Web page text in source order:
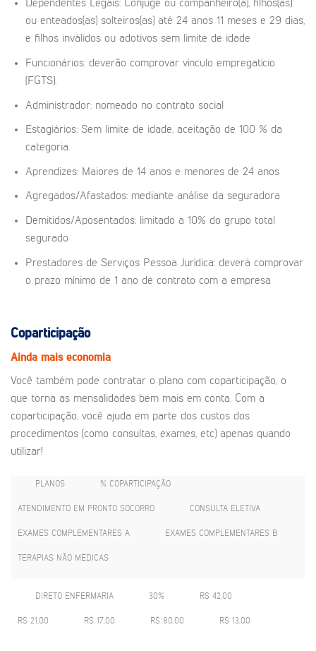
Dependentes Legais: Cônjuge ou companheiro(a), filhos(as)
ou enteados(as) solteiros(as) até 24 anos 11 meses e 29 dias,
e filhos inválidos ou adotivos sem limite de idade
Funcionários: deverão comprovar vínculo empregatício
(FGTS).
Administrador: nomeado no contrato social
Estagiários: Sem limite de idade, aceitação de 100 % da
categoria.
Aprendizes: Maiores de 14 anos e menores de 24 anos
Agregados/Afastados: mediante análise da seguradora
Demitidos/Aposentados: limitado a 10% do grupo total
segurado
Prestadores de Serviços Pessoa Jurídica: deverá comprovar
o prazo mínimo de 1 ano de contrato com a empresa
Coparticipação
Ainda mais economia
Você também pode contratar o plano com coparticipação, o
que torna as mensalidades bem mais em conta. Com a
coparticipação, você ajuda em parte dos custos dos
procedimentos (como consultas, exames, etc) apenas quando
utilizar!
PLANOS % COPARTICIPAÇÃO
ATENDIMENTO EM PRONTO SOCORRO CONSULTA ELETIVA
EXAMES COMPLEMENTARES A EXAMES COMPLEMENTARES B
TERAPIAS NÃO MÉDICAS
DIRETO ENFERMARIA 30% R$ 42,00
R$ 21,00 R$ 17,00 R$ 80,00 R$ 13,00